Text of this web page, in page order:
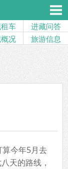
车
进藏问答
况 旅游信息
今年5月去
天的路线，